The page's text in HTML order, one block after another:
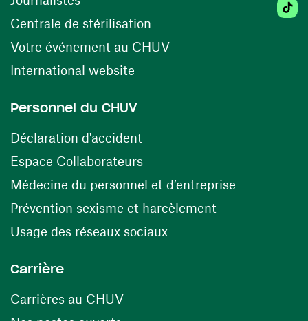
Centrale de stérilisation (ouvre une nouvelle
Votre événement au CHUV(ouvre une nouvelle
International website
Personnel du CHUV
Déclaration d'accident
Espace Collaborateurs(ouvre une nouvelle fenêtre)
Médecine du personnel et d’entreprise
Prévention sexisme et harcèlement
Usage des réseaux sociaux(ouvre une nouvelle
Carrière
Carrières au CHUV(ouvre une nouvelle fenêtre)